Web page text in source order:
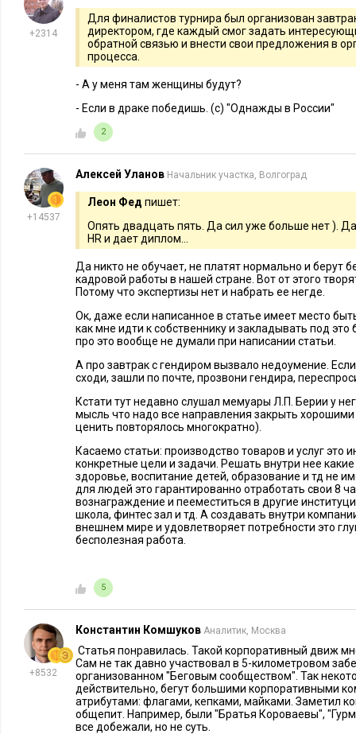
компания проводит регулярные летние экосплавы,
командный дух, но и являются частью инициативы по
Мы также поддерживаем участие коллег в сторонних
оплачиваем взносы для участия в забегах и
организации подобных активностей. Наши сотрудники
марафон, Липецкий Полумарафон и Марафон). Более того,
мероприятиях могут и семьи работников.
* * *
В ближайшие годы тенденция по развитию спортивного
очевидно, получит продолжение. Ведь совместные
культуру здорового образа жизни среди работников, но и
в работу персонала, в командообразование и результаты
Мы стараемся поддерживать в компании дружную
мероприятия, направленные на сохранениекомандного духа
чувствовали, что о них заботятся, и знали, что их
Читайте также:
КОРПОРАТИВНАЯ ПРАКТИКА 13773 16
Чему руководители и HR-ы могут
научиться у спортивных
менеджеров
EXECUTIVE
мы
+2314
Для финалистов турнира был организован
директором, где каждый смог задать
обратной связью и внести свои предложения в
процесса.
- А у меня там женщины будут?
- Если в драке победишь. (с) "Однажды в России"
2
+14537
Алексей Уланов Начальник участка, Волгоград
Леон Фед пишет:
Опять двадцать пять. Да сил уже больше нет ).
HR и дает диплом...
Да никто не обучает, не платят нормально и берут
кадровой работы в нашей стране. Вот от этого
Потому что экспертизы нет и набрать ее негде.
Ок, даже если написанное в статье имеет место
как мне идти к собственнику и закладывать под
про это вообще не думали при написании статьи.
А про завтрак с гендиром вызвало недоумение.
сходи, зашли по почте, прозвони гендира,
Кстати тут недавно слушал мемуары Л.П. Берии у
мысль что надо все направления закрыть
ценить повторялось многократно).
Касаемо статьи: производство товаров и услуг это
конкретные цели и задачи. Решать внутри нее какие
здоровье, воспитание детей, образование и тд не
для людей это гарантированно отработать свои 8
вознаграждение и пееместиться в другие
школа, финтес зал и тд. А создавать внутри
внешнем мире и удовлетворяет потребности это
бесполезная работа.
5
+8532
Константин Комшуков Аналитик, Москва
Статья понравилась. Такой корпоративный движ
Сам не так давно участвовал в 5-километровом
организованном "Беговым сообществом". Так
действительно, бегут большими корпоративными
атрибутами: флагами, кепками, майками. Заметил
общепит. Например, были "Братья Короваевы",
все добежали, но не суть.